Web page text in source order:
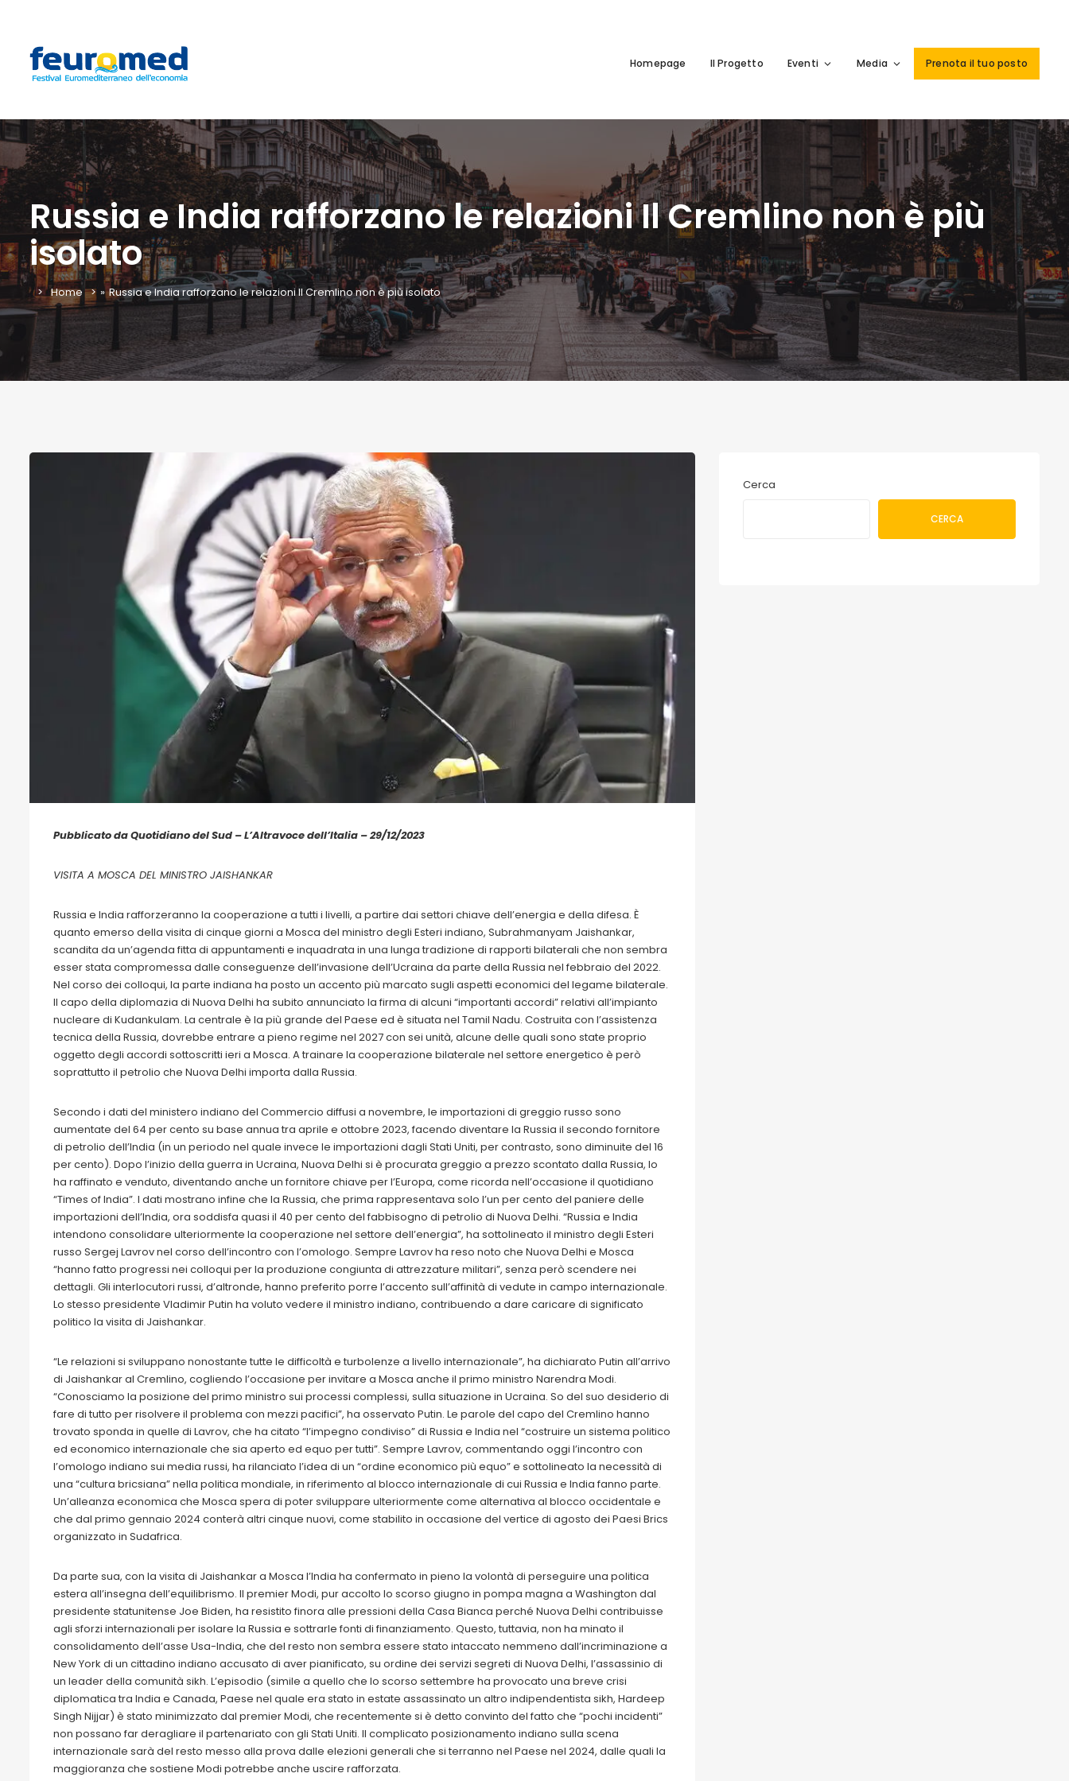
Homepage Il Progetto Eventi Media Prenota il tuo posto
Russia e India rafforzano le relazioni Il Cremlino non è più
isolato
Home » Russia e India rafforzano le relazioni Il Cremlino non è più isolato
Pubblicato da Quotidiano del Sud – L’Altravoce dell’Italia – 29/12/2023
VISITA A MOSCA DEL MINISTRO JAISHANKAR
Russia e India rafforzeranno la cooperazione a tutti i livelli, a partire dai settori chiave dell’energia e della difesa. È
quanto emerso della visita di cinque giorni a Mosca del ministro degli Esteri indiano, Subrahmanyam Jaishankar,
scandita da un’agenda fitta di appuntamenti e inquadrata in una lunga tradizione di rapporti bilaterali che non sembra
esser stata compromessa dalle conseguenze dell’invasione dell’Ucraina da parte della Russia nel febbraio del 2022.
Nel corso dei colloqui, la parte indiana ha posto un accento più marcato sugli aspetti economici del legame bilaterale.
Il capo della diplomazia di Nuova Delhi ha subito annunciato la firma di alcuni “importanti accordi” relativi all’impianto
nucleare di Kudankulam. La centrale è la più grande del Paese ed è situata nel Tamil Nadu. Costruita con l’assistenza
tecnica della Russia, dovrebbe entrare a pieno regime nel 2027 con sei unità, alcune delle quali sono state proprio
oggetto degli accordi sottoscritti ieri a Mosca. A trainare la cooperazione bilaterale nel settore energetico è però
soprattutto il petrolio che Nuova Delhi importa dalla Russia.
Secondo i dati del ministero indiano del Commercio diffusi a novembre, le importazioni di greggio russo sono
aumentate del 64 per cento su base annua tra aprile e ottobre 2023, facendo diventare la Russia il secondo fornitore
di petrolio dell’India (in un periodo nel quale invece le importazioni dagli Stati Uniti, per contrasto, sono diminuite del 16
per cento). Dopo l’inizio della guerra in Ucraina, Nuova Delhi si è procurata greggio a prezzo scontato dalla Russia, lo
ha raffinato e venduto, diventando anche un fornitore chiave per l’Europa, come ricorda nell’occasione il quotidiano
“Times of India”. I dati mostrano infine che la Russia, che prima rappresentava solo l’un per cento del paniere delle
importazioni dell’India, ora soddisfa quasi il 40 per cento del fabbisogno di petrolio di Nuova Delhi. “Russia e India
intendono consolidare ulteriormente la cooperazione nel settore dell’energia”, ha sottolineato il ministro degli Esteri
russo Sergej Lavrov nel corso dell’incontro con l’omologo. Sempre Lavrov ha reso noto che Nuova Delhi e Mosca
“hanno fatto progressi nei colloqui per la produzione congiunta di attrezzature militari”, senza però scendere nei
dettagli. Gli interlocutori russi, d’altronde, hanno preferito porre l’accento sull’affinità di vedute in campo internazionale.
Lo stesso presidente Vladimir Putin ha voluto vedere il ministro indiano, contribuendo a dare caricare di significato
politico la visita di Jaishankar.
“Le relazioni si sviluppano nonostante tutte le difficoltà e turbolenze a livello internazionale”, ha dichiarato Putin all’arrivo
di Jaishankar al Cremlino, cogliendo l’occasione per invitare a Mosca anche il primo ministro Narendra Modi.
“Conosciamo la posizione del primo ministro sui processi complessi, sulla situazione in Ucraina. So del suo desiderio di
fare di tutto per risolvere il problema con mezzi pacifici”, ha osservato Putin. Le parole del capo del Cremlino hanno
trovato sponda in quelle di Lavrov, che ha citato “l’impegno condiviso” di Russia e India nel “costruire un sistema politico
ed economico internazionale che sia aperto ed equo per tutti”. Sempre Lavrov, commentando oggi l’incontro con
l’omologo indiano sui media russi, ha rilanciato l’idea di un “ordine economico più equo” e sottolineato la necessità di
una “cultura bricsiana” nella politica mondiale, in riferimento al blocco internazionale di cui Russia e India fanno parte.
Un’alleanza economica che Mosca spera di poter sviluppare ulteriormente come alternativa al blocco occidentale e
che dal primo gennaio 2024 conterà altri cinque nuovi, come stabilito in occasione del vertice di agosto dei Paesi Brics
organizzato in Sudafrica.
Da parte sua, con la visita di Jaishankar a Mosca l’India ha confermato in pieno la volontà di perseguire una politica
estera all’insegna dell’equilibrismo. Il premier Modi, pur accolto lo scorso giugno in pompa magna a Washington dal
presidente statunitense Joe Biden, ha resistito finora alle pressioni della Casa Bianca perché Nuova Delhi contribuisse
agli sforzi internazionali per isolare la Russia e sottrarle fonti di finanziamento. Questo, tuttavia, non ha minato il
consolidamento dell’asse Usa-India, che del resto non sembra essere stato intaccato nemmeno dall’incriminazione a
New York di un cittadino indiano accusato di aver pianificato, su ordine dei servizi segreti di Nuova Delhi, l’assassinio di
un leader della comunità sikh. L’episodio (simile a quello che lo scorso settembre ha provocato una breve crisi
diplomatica tra India e Canada, Paese nel quale era stato in estate assassinato un altro indipendentista sikh, Hardeep
Singh Nijjar) è stato minimizzato dal premier Modi, che recentemente si è detto convinto del fatto che “pochi incidenti”
non possano far deragliare il partenariato con gli Stati Uniti. Il complicato posizionamento indiano sulla scena
internazionale sarà del resto messo alla prova dalle elezioni generali che si terranno nel Paese nel 2024, dalle quali la
maggioranza che sostiene Modi potrebbe anche uscire rafforzata.
Cerca
CERCA